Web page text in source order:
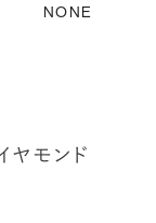
NONE
ヤモンド